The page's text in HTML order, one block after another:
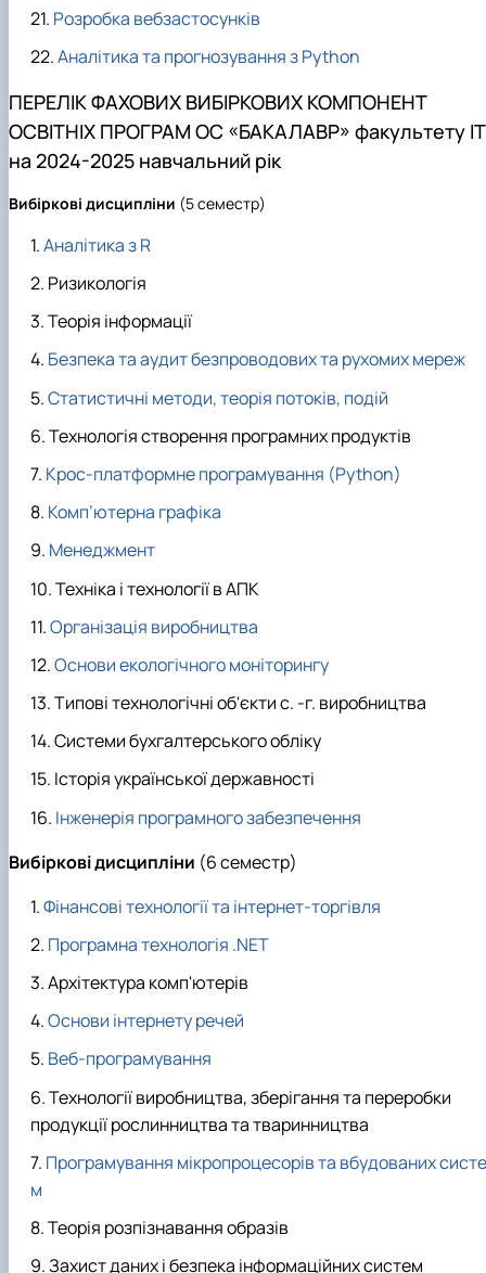
Розробка вебзастосунків
Аналітика та прогнозування з Python
ПЕРЕЛІК ФАХОВИХ ВИБІРКОВИХ КОМПОНЕНТ
ОСВІТНІХ ПРОГРАМ ОС «БАКАЛАВР» факультету ІТ
на 2024-2025 навчальний рік
Вибіркові дисципліни (5 семестр)
Аналітика з R
Ризикологія
Теорія інформації
Безпека та аудит безпроводових та рухомих мереж
Статистичні методи, теорія потоків, подій
Технологія створення програмних продуктів
Крос-платформне програмування (Python)
Комп’ютерна графіка
Менеджмент
Техніка і технології в АПК
Організація виробництва
Основи екологічного моніторингу
Типові технологічні об'єкти с. -г. виробництва
Системи бухгалтерського обліку
Історія української державності
Інженерія програмного забезпечення
Вибірковідисципліни (6 семестр)
Фінансові технології та інтернет-торгівля
Програмна технологія .NET
Архітектура комп'ютерів
Основи інтернету речей
Веб-програмування
Технології виробництва, зберігання та переробки
продукції рослинництва та тваринництва
Програмування мікропроцесорів та вбудованих систе
м
Теорія розпізнавання образів
Захист даних і безпека інформаційних систем